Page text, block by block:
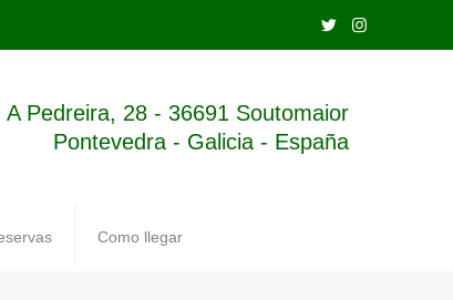
Como llegar
A Pedreira, 28 - 36691 Soutomaior
Pontevedra - Galicia - España